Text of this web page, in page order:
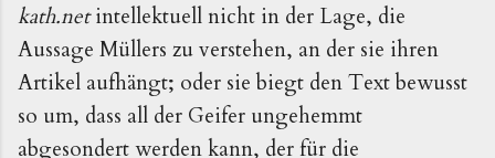
kath.netintellektuell nicht in der Lage, die
Aussage Müllers zu verstehen, an der sie ihren
Artikel aufhängt; oder sie biegt den Text bewusst
so um, dass all der Geifer ungehemmt
abgesondert werden kann, der für die